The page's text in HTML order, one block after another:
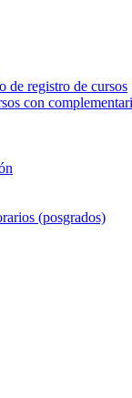
de registro de cursos
con
(posgrados)